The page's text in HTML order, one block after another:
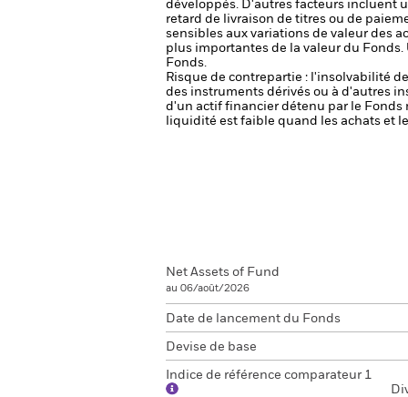
développés. D'autres facteurs incluent
retard de livraison de titres ou de
sensibles aux variations de valeur des
plus importantes de la valeur du
Fonds.
Risque de contrepartie : l'insolvabilité
des instruments dérivés ou à d'autres
d'un actif financier détenu par le Fonds
liquidité est faible quand les achats et
Net Assets of Fund
au 06/août/2026
Date de lancement du Fonds
Devise de base
Indice de référence comparateur 1